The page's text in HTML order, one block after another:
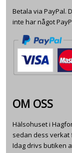
Betala via PayPal.
inte har något
OM OSS
Hälsohuset i
sedan dess verkat
Idag drivs butiken